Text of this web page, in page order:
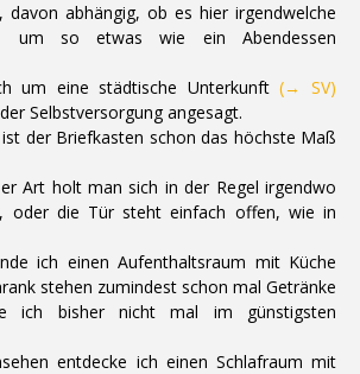
davon abhängig, ob es hier irgendwelche
um so etwas wie ein Abendessen
um eine städtische Unterkunft(→ SV)
Selbstversorgung angesagt.
der Briefkasten schon das höchste Maß
Art holt man sich in der Regel irgendwo
oder die Tür steht einfach offen, wie in
ich einen Aufenthaltsraum mit Küche
stehen zumindest schon mal Getränke
ich bisher nicht mal im günstigsten
entdecke ich einen Schlafraum mit